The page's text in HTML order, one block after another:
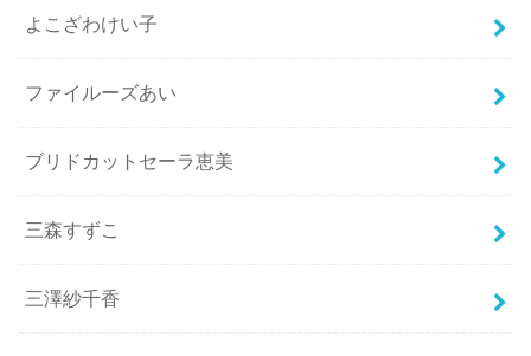
よこざわけい子
ファイルーズあい
ブリドカットセーラ恵美
三森すずこ
三澤紗千香